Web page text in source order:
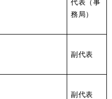
務局）
副代表
副代表